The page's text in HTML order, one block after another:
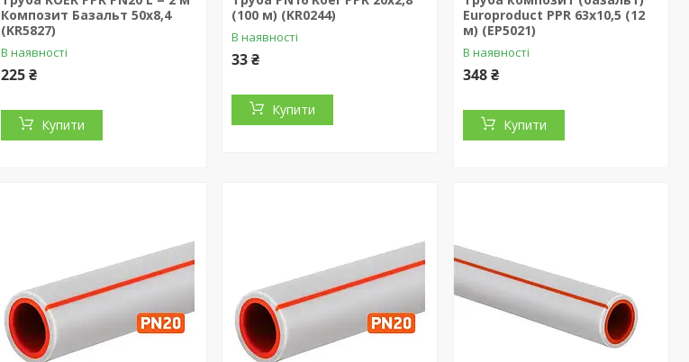
Композит Базальт 50x8,4
(KR5827)
В наявності
225 ₴
Купити
(100 м) (KR0244)
В наявності
33 ₴
Купити
Europroduct PPR 63x10,5 (12
м) (EP5021)
В наявності
348 ₴
Купити